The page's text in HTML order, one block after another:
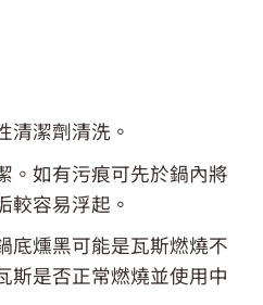
清潔劑清洗。
。如有污痕可先於鍋內將
較容易浮起。
底燻黑可能是瓦斯燃燒不
斯是否正常燃燒並使用中